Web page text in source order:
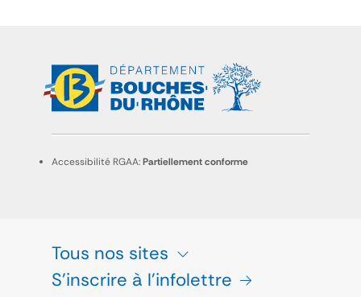
Accessibilité RGAA:Partiellement conforme
Tous nos sites
S'inscrire à l'infolettre